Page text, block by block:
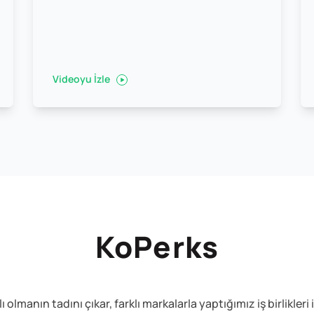
Videoyu İzle
KoPerks
olmanın tadını çıkar, farklı markalarla yaptığımız iş